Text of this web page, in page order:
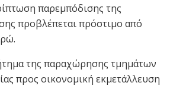
παρεμπόδισης της
προβλέπεται πρόστιμο από
της παραχώρησης τμημάτων
προς οικονομική εκμετάλλευση